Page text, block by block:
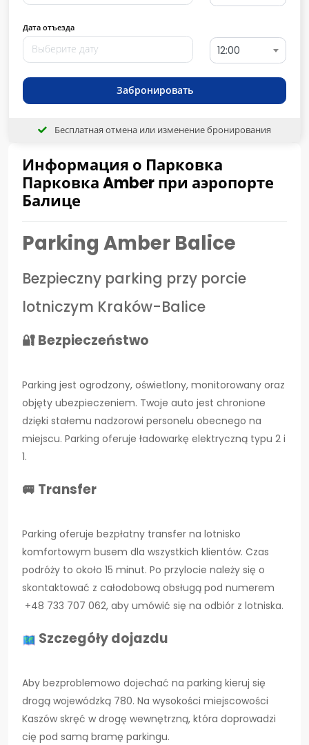
Информация о Парковка
Парковка Amber при аэропорте
Балице
Parking Amber Balice
Bezpieczny parking przy porcie
lotniczym Kraków-Balice
🔐 Bezpieczeństwo
Parking jest ogrodzony, oświetlony, monitorowany oraz
objęty ubezpieczeniem. Twoje auto jest chronione
dzięki stałemu nadzorowi personelu obecnego na
miejscu. Parking oferuje ładowarkę elektryczną typu 2 i
1.
🚐 Transfer
Parking oferuje bezpłatny transfer na lotnisko
komfortowym busem dla wszystkich klientów. Czas
podróży to około 15 minut. Po przylocie należy się o
skontaktować z całodobową obsługą pod numerem
+48 733 707 062, aby umówić się na odbiór z lotniska.
Szczegóły dojazdu
Aby bezproblemowo dojechać na parking kieruj się
drogą wojewódzką 780. Na wysokości miejscowości
Kaszów skręć w drogę wewnętrzną, która doprowadzi
cię pod samą bramę parkingu.
Дата отъезда
12:00
Забронировать
Бесплатная отмена или изменение бронирования